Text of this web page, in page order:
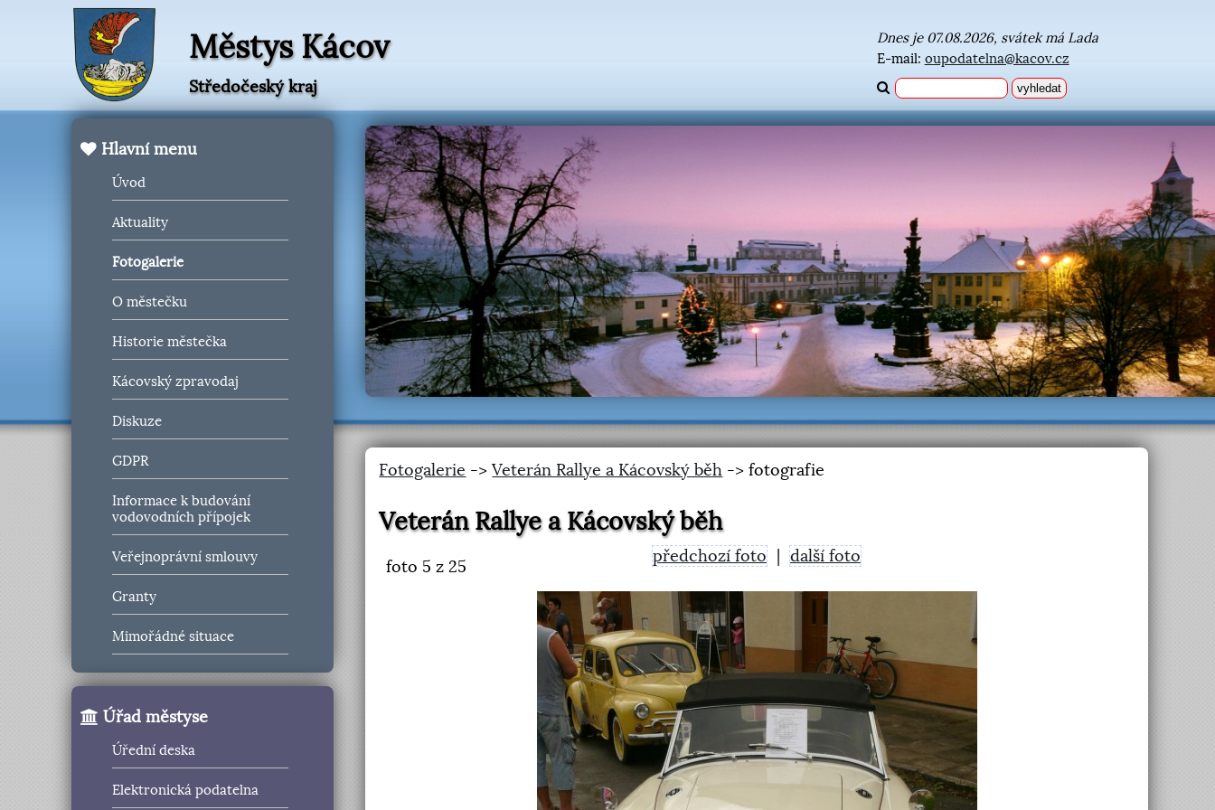
Městys Kácov
Středočeský kraj
Dnes je 07.08.2026, svátek má Lada
E-mail: oupodatelna@kacov.cz
Hlavní menu
Úvod
Aktuality
Fotogalerie
O městečku
Historie městečka
Kácovský zpravodaj
Diskuze
GDPR
Informace k budování
vodovodních přípojek
Veřejnoprávní smlouvy
Granty
Mimořádné situace
Úřad městyse
Úřední deska
Elektronická podatelna
Fotogalerie ->Veterán Rallye a Kácovský běh -> fotografie
Veterán Rallye a Kácovský běh
foto 5 z 25
předchozí foto další foto